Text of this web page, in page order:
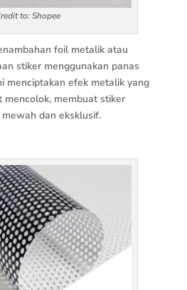
to: Shopee
foil metalik atau
stiker menggunakan panas
menciptakan efek metalik yang
mencolok, membuat stiker
dan eksklusif.